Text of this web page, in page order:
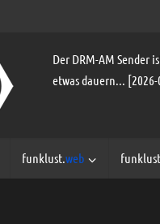
Der DRM-AM Sender
etwas dauern... [2026-
funklust.web funklust